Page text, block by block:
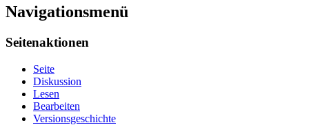
Navigationsmenü
Seitenaktionen
Seite
Diskussion
Lesen
Bearbeiten
Versionsgeschichte